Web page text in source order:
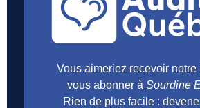
Vous aimeriez recevoir notre
vous abonner à Sourdine
Rien de plus facile :